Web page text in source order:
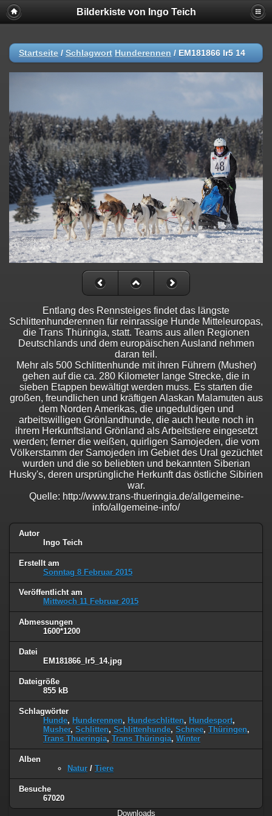
Bilderkiste von Ingo Teich
Startseite / Schlagwort Hunderennen / EM181866 lr5 14
Entlang des Rennsteiges findet das längste
Schlittenhunderennen für reinrassige Hunde Mitteleuropas,
die Trans Thüringia, statt. Teams aus allen Regionen
Deutschlands und dem europäischen Ausland nehmen
daran teil.
Mehr als 500 Schlittenhunde mit ihren Führern (Musher)
gehen auf die ca. 280 Kilometer lange Strecke, die in
sieben Etappen bewältigt werden muss. Es starten die
großen, freundlichen und kräftigen Alaskan Malamuten aus
dem Norden Amerikas, die ungeduldigen und
arbeitswilligen Grönlandhunde, die auch heute noch in
ihrem Herkunftsland Grönland als Arbeitstiere eingesetzt
werden; ferner die weißen, quirligen Samojeden, die vom
Völkerstamm der Samojeden im Gebiet des Ural gezüchtet
wurden und die so beliebten und bekannten Siberian
Husky's, deren ursprüngliche Herkunft das östliche Sibirien
war.
Quelle: http://www.trans-thueringia.de/allgemeine-
info/allgemeine-info/
Autor
Ingo Teich
Erstellt am
Sonntag 8 Februar 2015
Veröffentlicht am
Mittwoch 11 Februar 2015
Abmessungen
1600*1200
Datei
EM181866_lr5_14.jpg
Dateigröße
855 kB
Schlagwörter
Hunde, Hunderennen, Hundeschlitten, Hundesport,
Musher, Schlitten, Schlittenhunde, Schnee, Thüringen,
Trans Thueringia, Trans Thüringia, Winter
Alben
Natur / Tiere
Besuche
67020
Downloads